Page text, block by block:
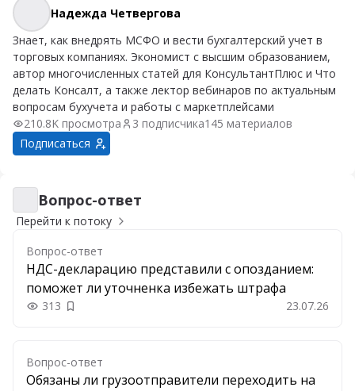
Надежда Четвергова
Надежда Четвергова
Знает, как внедрять МСФО и вести бухгалтерский учет в
торговых компаниях. Экономист с высшим образованием,
автор многочисленных статей для КонсультантПлюс и Что
делать Консалт, а также лектор вебинаров по актуальным
вопросам бухучета и работы с маркетплейсами
210.8K просмотра
3 подписчика145 материалов
Подписаться
Вопрос-ответ
Вопрос-ответ
Перейти к потоку
Вопрос-ответ
НДС-декларацию представили с опозданием:
поможет ли уточненка избежать штрафа
313 Добавить в закладки 23.07.26
Вопрос-ответ
Обязаны ли грузоотправители переходить на